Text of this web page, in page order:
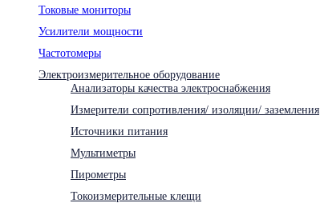
Токовые мониторы
Усилители мощности
Частотомеры
Электроизмерительное оборудование
Анализаторы качества электроснабжения
Измерители сопротивления/ изоляции/ заземления
Источники питания
Мультиметры
Пирометры
Токоизмерительные клещи